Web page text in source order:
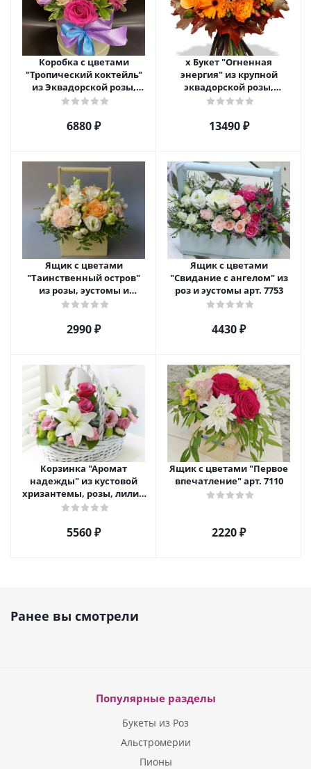
Коробка с цветами
"Тропический коктейль"
из Эквадорской розы,
эустомы, альстромерии
6880 ₽
х Букет "Огненная
энергия" из крупной
эквадорской розы,
гиперикума и гермини.
13490 ₽
Ящик с цветами
"Таинственный остров"
из розы, эустомы и
диантуса арт. 7754
2990 ₽
Ящик с цветами
"Свидание с ангелом" из
роз и эустомы арт. 7753
4430 ₽
Корзинка "Аромат
надежды" из кустовой
хризантемы, розы, лилий
и эустомы. арт. 7751
5560 ₽
Ящик с цветами "Первое
впечатление" арт. 7110
2220 ₽
Ранее вы смотрели
Популярные разделы
Букеты из Роз
Альстромерии
Пионы